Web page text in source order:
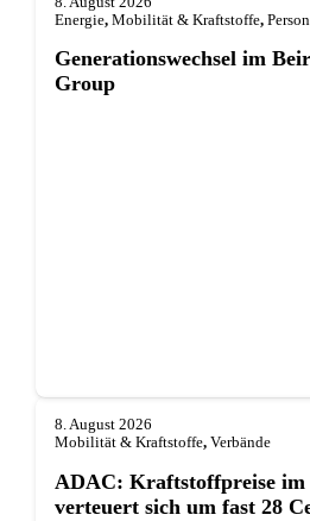
Energie, Mobilität & Kraftstoffe,
Generationswechsel im
Group
8. August 2026
Mobilität & Kraftstoffe, Verbände
ADAC: Kraftstoffpreise im
verteuert sich um fast 28